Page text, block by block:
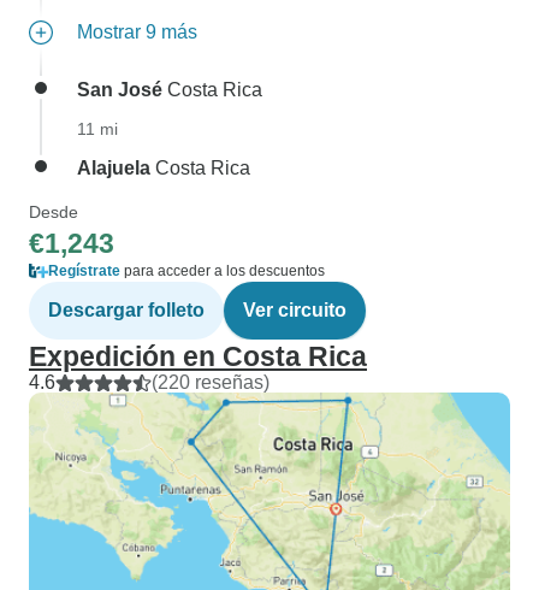
Mostrar 9 más
San José Costa Rica
11 mi
Alajuela Costa Rica
Desde
€1,243
Regístrate para acceder a los descuentos
Descargar folleto Ver circuito
Expedición en Costa Rica
4.6 (220 reseñas)